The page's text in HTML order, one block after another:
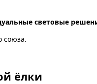
световые
союза.
ёлки